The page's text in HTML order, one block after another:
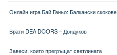
Онлайн игра Бай Ганьо: Балкански скокове
Врати DEA DOORS – Дондуков
Завеси, които прегръщат светлината